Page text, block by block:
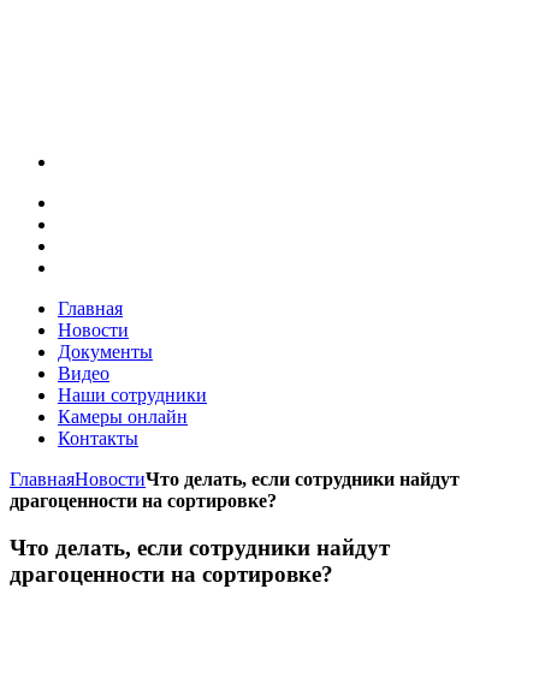
Главная
Новости
Документы
Видео
Наши сотрудники
Камеры онлайн
Контакты
ГлавнаяНовостиЧто делать, если сотрудники найдут
драгоценности на сортировке?
Что делать, если сотрудники найдут
драгоценности на сортировке?